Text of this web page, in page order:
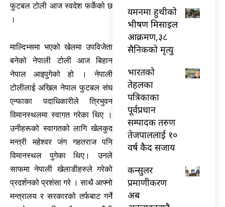
फुटबल टोली आज स्वदेश फर्केको छ
।
माल्दिभ्समा भएको खेलमा उपविजेता
बनेको नेपाली टोली आज बिहान
नेपाल आइपुगेको हो । नेपाली
टोलीलाई अखिल नेपाल फुटबल संघ
एन्फाका पदाधिकारीले त्रिभुवन
विमानस्थलमा स्वागत गरेका थिए ।
उनीहरूको स्वागतको लागि खेलकुद
मन्त्री महेश्‍वर जंग गहतराज पनि
विमानस्थल पुगेका थिए। उनले
साफमा नेपाली खेलाडीहरुले गरेको
प्रदर्शनको प्रशंसा गरे । साथै आफ्नो
मन्त्रालय र सरकारको तर्फबाट गर्ने
यमनमा हुथीको
भीषण मिसाइल
आक्रमण,३८
सैनिकको मृत्यु
भारतकाे
तेहलका
पत्रिकाका
पूर्वप्रधान
सम्पादक तरुण
तेजपाललाई १०
वर्ष कैद सजाय
कन्सुलर
प्रमाणीकरण
अब